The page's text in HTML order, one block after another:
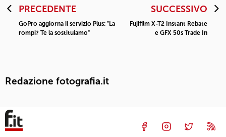
PRECEDENTE
GoPro aggiorna il servizio Plus: "La
rompi? Te la sostituiamo"
SUCCESSIVO
Fujifilm X-T2 Instant Rebate
e GFX 50s Trade In
Redazione fotografia.it